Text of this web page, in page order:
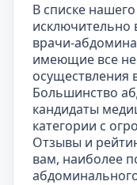
В списке
врачи-
имеющие все
осуществления
Большинство
кандидаты
категории с
Отзывы и
вам, наиболее